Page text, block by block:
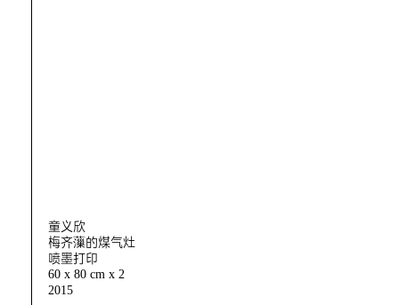
童义欣
梅齐薻的煤气灶
喷墨打印
60 x 80 cm x 2
2015